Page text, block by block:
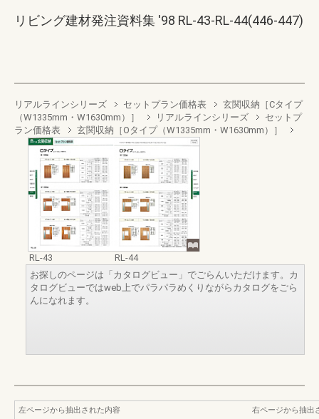
リビング建材発注資料集 '98 RL-43-RL-44(446-447)
リアルラインシリーズ セットプラン価格表
玄関収納［Cタイプ
（W1335mm・W1630mm）］
リアルラインシリーズ
セットプ
ラン価格表
玄関収納［Oタイプ（W1335mm・W1630mm）］
RL-43
RL-44
お探しのページは「カタログビュー」でごらんいただけます。カ
タログビューではweb上でパラパラめくりながらカタログをごら
んになれます。
左ページから抽出された内容
右ページから抽出